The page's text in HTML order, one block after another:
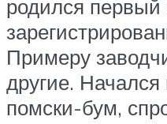
родился
Примеру
другие.
помски-бум,